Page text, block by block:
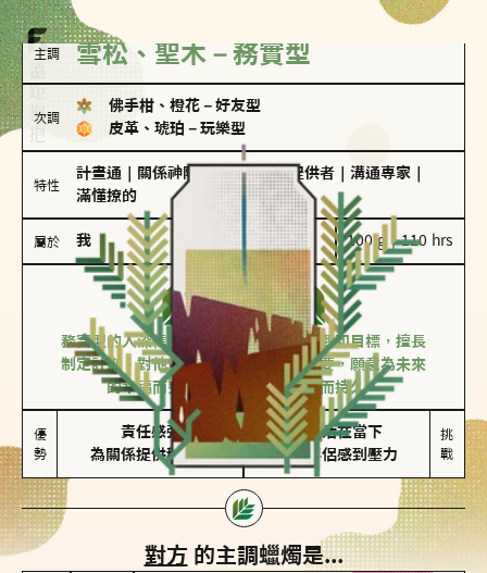
主調 雪松、聖木－務實型
次調
佛手柑、橙花 － 好友型
皮革、琥珀 － 玩樂型
特性
計畫通 關係神隊友 情緒價值提供者 溝通專家
滿懂撩的
屬於 我 100 g｜110 hrs
務實型
雪松、聖木
務實型的人深信愛情立基於共同的價值觀和目標，擅長
制定計劃。對他們來說，感情穩定最重要，願意為未來
的幸福而努力，讓愛情變得踏實而持久。
優
勢
責任感強
為關係提供穩定度
較難活在當下
易讓伴侶感到壓力
挑
戰
對方 的主調蠟燭是...